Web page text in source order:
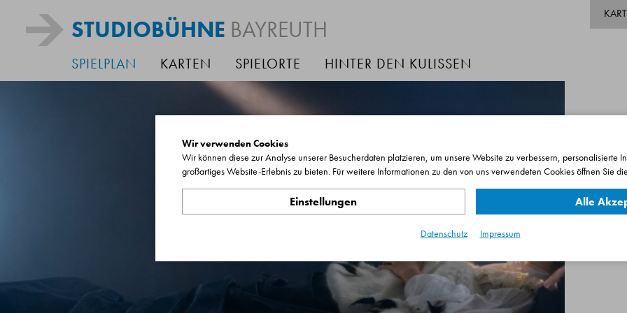
STUDIOBÜHNE BAYREUTH
SPIELPLAN KARTEN SPIELORTE HINTER DEN KULISSEN
Wir verwenden Cookies
Wir können diese zur Analyse unserer Besucherdaten platzieren, um unsere Website zu verbessern, personalisierte
großartiges Website-Erlebnis zu bieten. Für weitere Informationen zu den von uns verwendeten Cookies öffnen Sie
Einstellungen Alle
Datenschutz Impressum